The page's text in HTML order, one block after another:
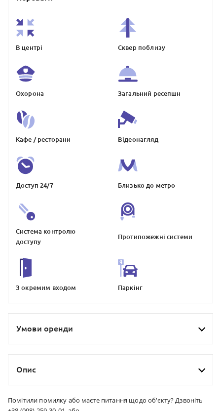
В центрі Сквер поблизу
Охорона Загальний ресепшн
Кафе / ресторани Відеонагляд
Доступ 24/7 Близько до метро
Система контролю
доступу
Протипожежнi системи
З окремим входом Паркiнг
Умови оренди
Опис
Помітили помилку або маєте питання щодо об'єкту? Дзвоніть